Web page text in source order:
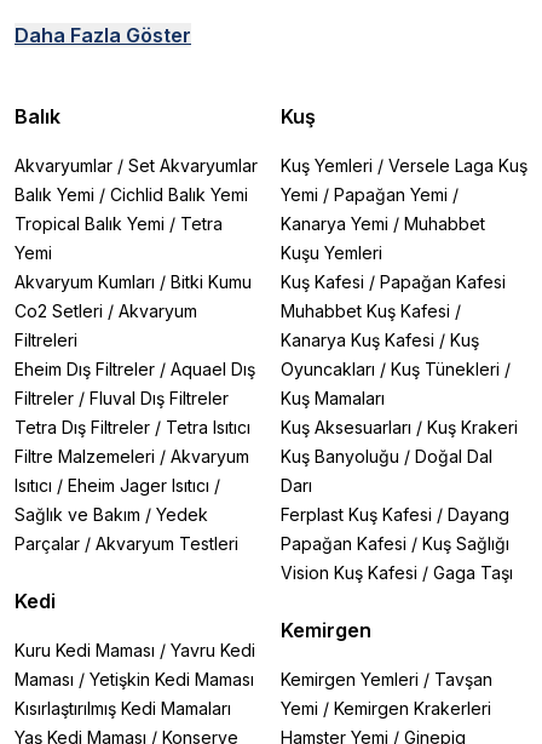
Neden UV Filtre Kullanmalısınız?
✔ Hastalık Kontrolü:
Suda yüzen zararlı bakteri, virüs
ve parazitleri azaltarak balık hastalıklarının yayılma
riskini düşürür.
Kimya Kullanmadan Çözüm:
Suyunuzu kimyasal
katkı maddeleri kullanmadan doğal yollarla
berraklaştırır.
✔ Mevcut Filtrenize Tamamlayıcı:Dış filtrenize veya
pompanıza kolayca entegre edilebilir, mevcut sisteminizi
güçlendirir.
Atakan Pet Shop’ta Satılan Öne Çıkan UV Filtre
Modelleri
1. Orta ve Büyük Hacimli Akvaryumlar İçin
🔹 Eheim Reeflex UV+E Serisi– 500, 800, 1500, 2000
modelleriyle 100-2000 litre arası akvaryumlar için
profesyonel çözüm. Entegre pompası ile bağımsız
çalışabilme özelliği.
🔹 Eheim Reeflex UV800
– 11W UV lamba gücüyle
büyük akvaryumlar için etkili sterilizasyon.
🔹 Oase Clear Tronic 9W
gücüyle orta-large boy akvaryumlar için güvenilir bir
seçenek.
2. Küçük ve Orta Boy Akvaryumlar İçin
🔹 Eheim Reeflex UV350
– 7W UV lamba gücüyle
küçük ve orta boy akvaryumlar (50-350L) için ideal.
Daha Fazla Göster
Balık
Akvaryumlar / Set Akvaryumlar
Balık Yemi / Cichlid Balık Yemi
Tropical Balık Yemi / Tetra
Yemi
Akvaryum Kumları / Bitki Kumu
Co2 Setleri / Akvaryum
Filtreleri
Eheim Dış Filtreler / Aquael Dış
Filtreler / Fluval Dış Filtreler
Tetra Dış Filtreler / Tetra Isıtıcı
Filtre Malzemeleri / Akvaryum
Isıtıcı / Eheim Jager Isıtıcı /
Sağlık ve Bakım / Yedek
Parçalar / Akvaryum Testleri
Kedi
Kuru Kedi Maması / Yavru Kedi
Maması / Yetişkin Kedi Maması
Kısırlaştırılmış Kedi Mamaları
Yaş Kedi Maması / Konserve
Kuş
Kuş Yemleri / Versele Laga Kuş
Yemi / Papağan Yemi /
Kanarya Yemi / Muhabbet
Kuşu Yemleri
Kuş Kafesi / Papağan Kafesi
Muhabbet Kuş Kafesi /
Kanarya Kuş Kafesi / Kuş
Oyuncakları / Kuş Tünekleri /
Kuş Mamaları
Kuş Aksesuarları / Kuş Krakeri
Kuş Banyoluğu / Doğal Dal
Darı
Ferplast Kuş Kafesi / Dayang
Papağan Kafesi / Kuş Sağlığı
Vision Kuş Kafesi / Gaga Taşı
Kemirgen
Kemirgen Yemleri / Tavşan
Yemi / Kemirgen Krakerleri
Hamster Yemi / Ginepig